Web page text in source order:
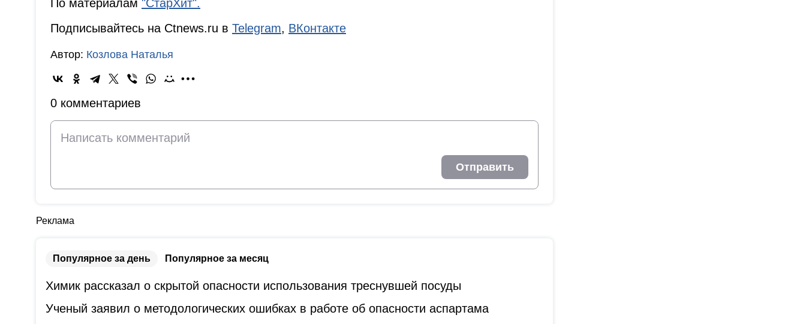
По материалам "СтарХит".
Подписывайтесь на Ctnews.ru в Telegram, ВКонтакте
Автор: Козлова Наталья
0 комментариев
Отправить
Реклама
Популярное за день Популярное за месяц
Химик рассказал о скрытой опасности использования треснувшей посуды
Ученый заявил о методологических ошибках в работе об опасности аспартама